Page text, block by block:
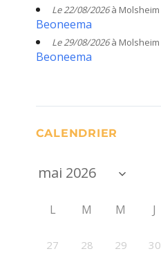
Le 22/08/2026à Molsheim
Beoneema
Le 29/08/2026à Molsheim
Beoneema
CALENDRIER
L M M J
27 28 29 30